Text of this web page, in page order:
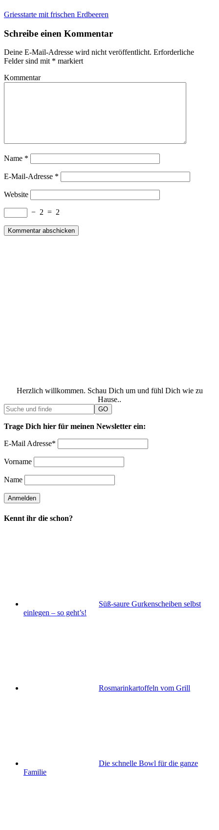
Griesstarte mit frischen Erdbeeren
Schreibe einen Kommentar
Deine E-Mail-Adresse wird nicht veröffentlicht. Erforderliche
Felder sind mit * markiert
Kommentar
Name *
E-Mail-Adresse *
Website
− 2 = 2
Herzlich willkommen. Schau Dich um und fühl Dich wie zu
Hause..
Trage Dich hier für meinen Newsletter ein:
E-Mail Adresse*
Vorname
Name
Kennt ihr die schon?
Süß-saure Gurkenscheiben selbst
einlegen – so geht’s!
Rosmarinkartoffeln vom Grill
Die schnelle Bowl für die ganze
Familie